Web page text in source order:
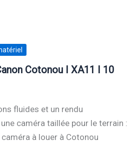
Cotonou I XA11 I 10
fluides et un rendu
caméra taillée pour le terrain :
à louer à Cotonou